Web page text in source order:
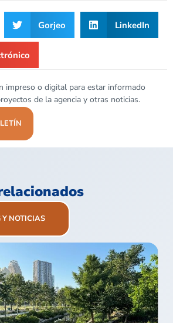
Gorjeo LinkedIn
impreso o digital para estar informado
de la agencia y otras noticias.
Y NOTICIAS